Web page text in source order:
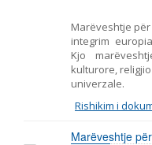
Marëveshtje
integrim
Kjo
kulturore,
univerzale.
Rishikim i
Marëveshtje